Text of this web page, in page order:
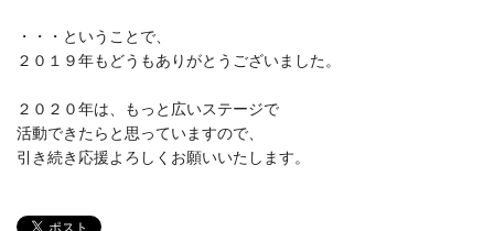
・・・ということで、
２０１９年もどうもありがとうございました。
２０２０年は、もっと広いステージで
活動できたらと思っていますので、
引き続き応援よろしくお願いいたします。